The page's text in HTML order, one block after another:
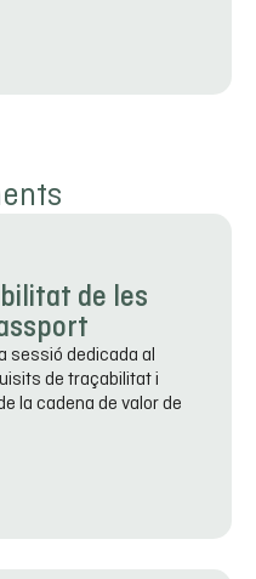
de les
sessió dedicada al
de traçabilitat i
la cadena de valor de